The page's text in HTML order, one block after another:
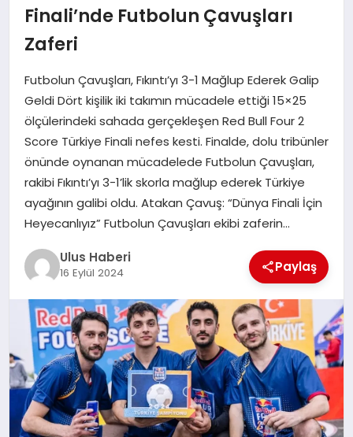
TEKNOLOJI
EĞITIM
MAGAZIN
SPOR
YAŞAM
Finali’nde Futbolun Çavuşları
Zaferi
Futbolun Çavuşları, Fıkıntı’yı 3-1 Mağlup Ederek Galip
Geldi Dört kişilik iki takımın mücadele ettiği 15×25
ölçülerindeki sahada gerçekleşen Red Bull Four 2
Score Türkiye Finali nefes kesti. Finalde, dolu tribünler
önünde oynanan mücadelede Futbolun Çavuşları,
rakibi Fıkıntı’yı 3-1’lik skorla mağlup ederek Türkiye
ayağının galibi oldu. Atakan Çavuş: “Dünya Finali İçin
Heyecanlıyız” Futbolun Çavuşları ekibi zaferin…
Ulus Haberi
16 Eylül 2024 Paylaş